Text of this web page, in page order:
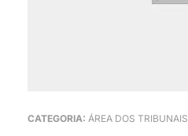
CATEGORIA: ÁREA DOS TRIBUNAIS